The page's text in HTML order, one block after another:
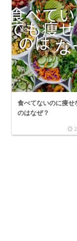
食べてないのに痩せ
のはなぜ？